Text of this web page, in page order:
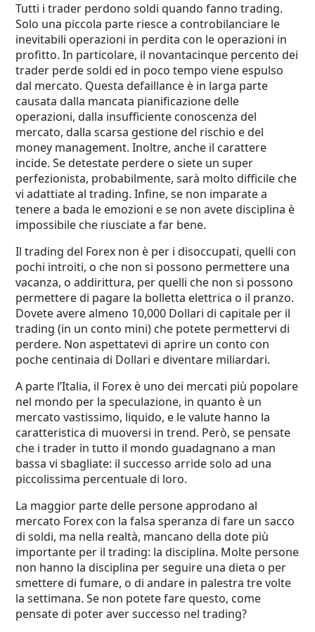
Tutti i trader perdono soldi quando fanno trading.
Solo una piccola parte riesce a controbilanciare le
inevitabili operazioni in perdita con le operazioni in
profitto. In particolare, il novantacinque percento dei
trader perde soldi ed in poco tempo viene espulso
dal mercato. Questa defaillance è in larga parte
causata dalla mancata pianificazione delle
operazioni, dalla insufficiente conoscenza del
mercato, dalla scarsa gestione del rischio e del
money management. Inoltre, anche il carattere
incide. Se detestate perdere o siete un super
perfezionista, probabilmente, sarà molto difficile che
vi adattiate al trading. Infine, se non imparate a
tenere a bada le emozioni e se non avete disciplina è
impossibile che riusciate a far bene.
Il trading del Forex non è per i disoccupati, quelli con
pochi introiti, o che non si possono permettere una
vacanza, o addirittura, per quelli che non si possono
permettere di pagare la bolletta elettrica o il pranzo.
Dovete avere almeno 10,000 Dollari di capitale per il
trading (in un conto mini) che potete permettervi di
perdere. Non aspettatevi di aprire un conto con
poche centinaia di Dollari e diventare miliardari.
A parte l’Italia, il Forex è uno dei mercati più popolare
nel mondo per la speculazione, in quanto è un
mercato vastissimo, liquido, e le valute hanno la
caratteristica di muoversi in trend. Però, se pensate
che i trader in tutto il mondo guadagnano a man
bassa vi sbagliate: il successo arride solo ad una
piccolissima percentuale di loro.
La maggior parte delle persone approdano al
mercato Forex con la falsa speranza di fare un sacco
di soldi, ma nella realtà, mancano della dote più
importante per il trading: la disciplina. Molte persone
non hanno la disciplina per seguire una dieta o per
smettere di fumare, o di andare in palestra tre volte
la settimana. Se non potete fare questo, come
pensate di poter aver successo nel trading?